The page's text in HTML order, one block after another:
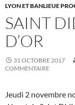
LYON ET BANLIEUE
SAINT
D’OR
31 OCTOBRE 2017
COMMENTAIRE
Jeudi 2 novembre